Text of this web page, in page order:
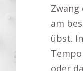
am
übst.
oder